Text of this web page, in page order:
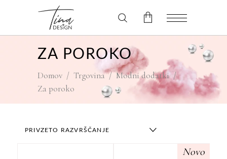
V košarici ni izdelkov.
ZA POROKO
Domov / Trgovina/Modni dodatki/
Za poroko
PRIVZETO RAZVRŠČANJE
Novo